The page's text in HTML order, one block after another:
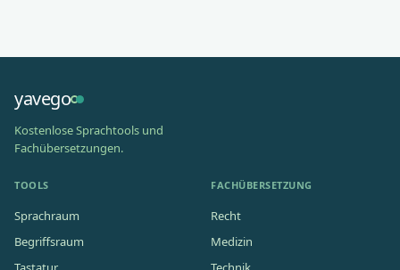
yavego
Kostenlose Sprachtools und
Fachübersetzungen.
TOOLS
Sprachraum
Begriffsraum
FACHÜBERSETZUNG
Recht
Medizin